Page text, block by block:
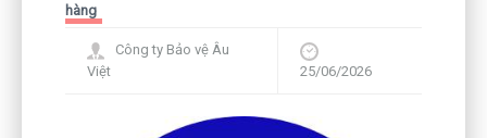
hàng
Công ty Bảo vệ Âu
Việt
25/06/2026